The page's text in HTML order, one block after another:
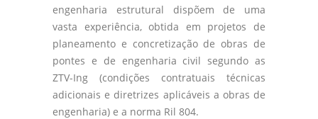
engenharia estrutural dispõem de uma
vasta experiência, obtida em projetos de
planeamento e concretização de obras de
pontes e de engenharia civil segundo as
ZTV-Ing (condições contratuais técnicas
adicionais e diretrizes aplicáveis a obras de
engenharia) e a norma Ril 804.